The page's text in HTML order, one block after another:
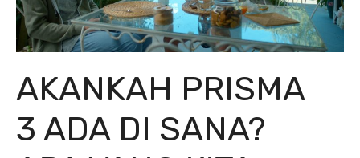
AKANKAH PRISMA
3 ADA DI SANA?